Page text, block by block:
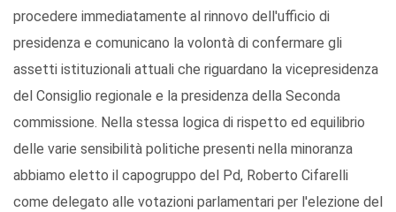
procedere immediatamente al rinnovo dell'ufficio di
presidenza e comunicano la volontà di confermare gli
assetti istituzionali attuali che riguardano la vicepresidenza
del Consiglio regionale e la presidenza della Seconda
commissione. Nella stessa logica di rispetto ed equilibrio
delle varie sensibilità politiche presenti nella minoranza
abbiamo eletto il capogruppo del Pd, Roberto Cifarelli
come delegato alle votazioni parlamentari per l'elezione del